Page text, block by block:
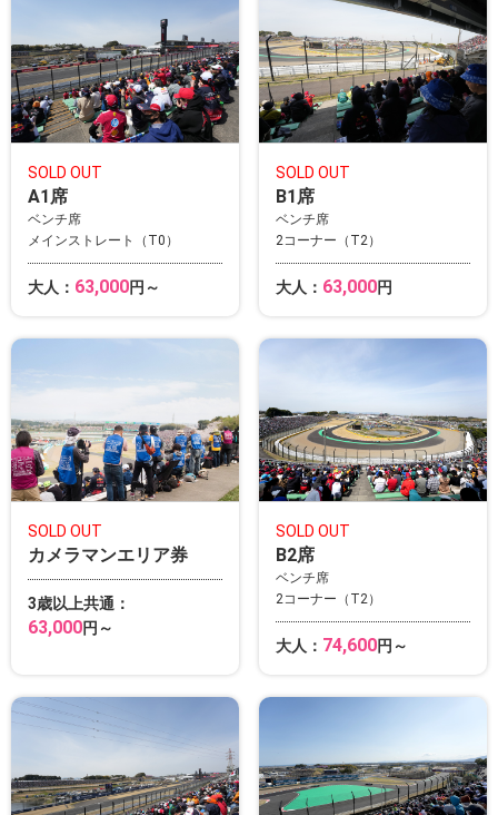
SOLD OUT
A1席
ベンチ席
メインストレート（T0）
大人： 63,000円～
SOLD OUT
B1席
ベンチ席
2コーナー（T2）
大人： 63,000円
SOLD OUT
カメラマンエリア券
3歳以上共通：
63,000円～
SOLD OUT
B2席
ベンチ席
2コーナー（T2）
大人： 74,600円～